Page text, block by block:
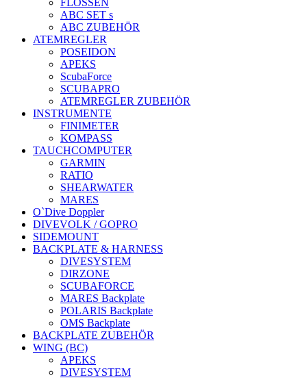
FLOSSEN
ABC SET s
ABC ZUBEHÖR
ATEMREGLER
POSEIDON
APEKS
ScubaForce
SCUBAPRO
ATEMREGLER ZUBEHÖR
INSTRUMENTE
FINIMETER
KOMPASS
TAUCHCOMPUTER
GARMIN
RATIO
SHEARWATER
MARES
O`Dive Doppler
DIVEVOLK / GOPRO
SIDEMOUNT
BACKPLATE & HARNESS
DIVESYSTEM
DIRZONE
SCUBAFORCE
MARES Backplate
POLARIS Backplate
OMS Backplate
BACKPLATE ZUBEHÖR
WING (BC)
APEKS
DIVESYSTEM